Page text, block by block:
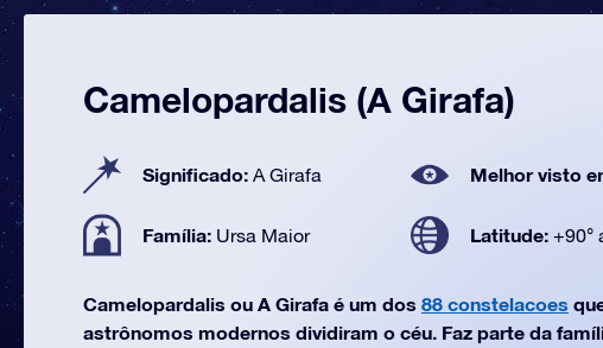
Camelopardalis (A Girafa)
Significado: A Girafa Melhor visto
Família: Ursa Maior Latitude: +90°
Camelopardalis ou A Girafa é um dos 88 constelacoes
astrônomos modernos dividiram o céu. Faz parte da